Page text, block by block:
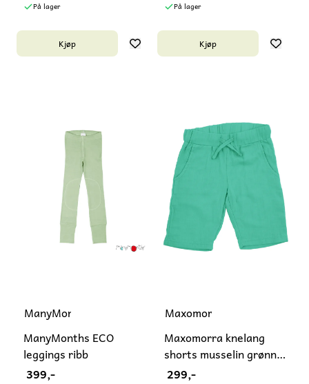
På lager
Kjøp
På lager
Kjøp
ManyMonths
ManyMonths ECO
leggings ribb
399,-
Maxomorra
Maxomorra knelang
shorts musselin grønn -
kun ...
299,-